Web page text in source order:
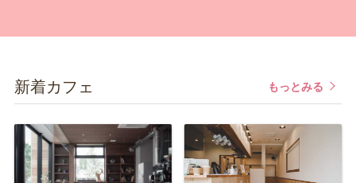
新着カフェ もっとみる